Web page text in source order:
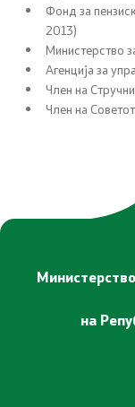
Услуги
EXIM
ИСКЗ
Просторно
Природа
Фонд за
2013)
Министерство
Агенција за
Член на
Член на
на